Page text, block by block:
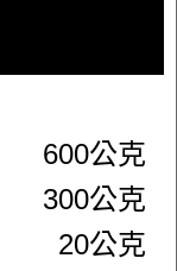
600公克
300公克
20公克